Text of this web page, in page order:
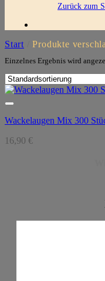
Zurück zum
Start Produkte
Einzelnes Ergebnis wird
Wackelaugen Mix 300
16,90 €